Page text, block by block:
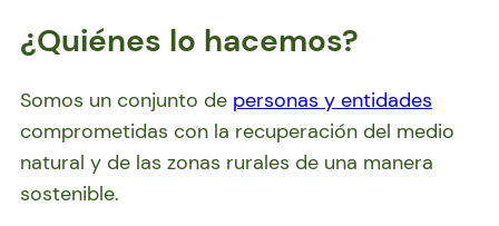
¿Quiénes lo hacemos?
Somos un conjunto de personas y entidades
comprometidas con la recuperación del medio
natural y de las zonas rurales de una manera
sostenible.